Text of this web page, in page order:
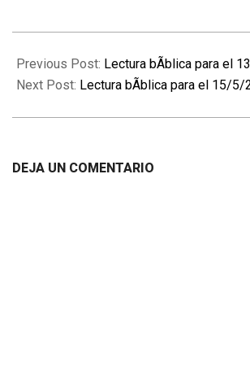
05-
14
Previous Post: Lectura bÃ­blica para el
Next Post: Lectura bÃ­blica para el 15/5/
DEJA UN COMENTARIO